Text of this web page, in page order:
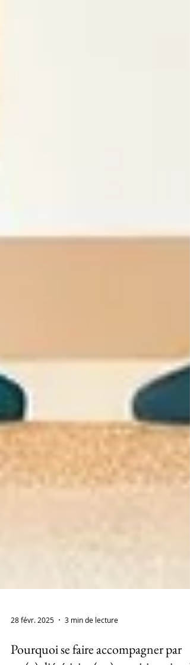
28 févr. 2025 3 min de lecture